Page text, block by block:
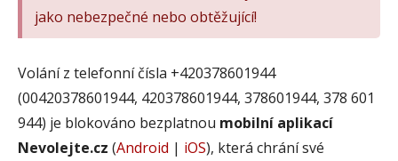
jako nebezpečné nebo obtěžující!
Volání z telefonní čísla +420378601944
(00420378601944, 420378601944, 378601944, 378 601
944) je blokováno bezplatnou mobilní aplikací
Nevolejte.cz (Android | iOS), která chrání své